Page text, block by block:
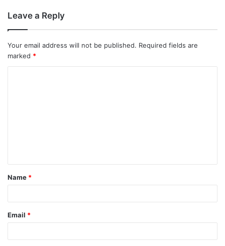
Leave a Reply
Your email address will not be published. Required fields are
marked *
Name *
Email *